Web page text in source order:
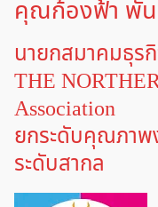
คุณก้องฟ้า พั
นายกสมาคมธุร
THE
Association
ยกระดับคุณภาพ
ระดับสากล